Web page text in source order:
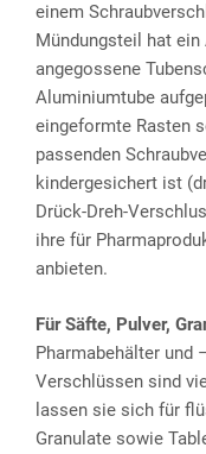
einem
Mündungsteil hat
angegossene
Aluminiumtube
eingeformte Rasten
passenden
kindergesichert ist
Drück-Dreh-
ihre für
anbieten.
Für Säfte, Pulver,
Pharmabehälter und
Verschlüssen sind
lassen sie sich für
Granulate sowie